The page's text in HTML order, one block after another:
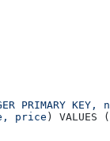
PRIMARY KEY,
price ) VALUES (